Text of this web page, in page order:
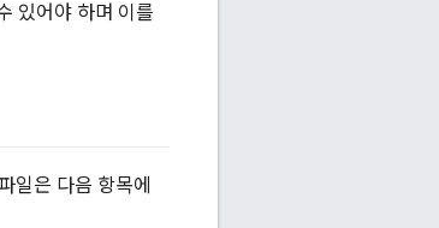
있어야 하며 이를
일은 다음 항목에